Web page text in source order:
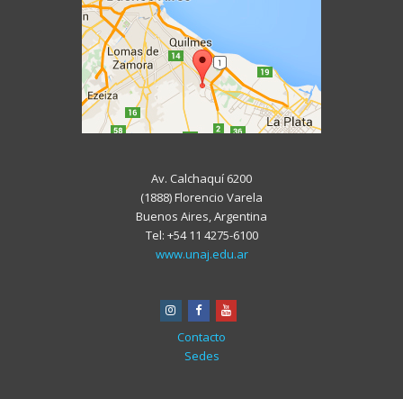
Av. Calchaquí 6200
(1888) Florencio Varela
Buenos Aires, Argentina
Tel: +54 11 4275-6100
www.unaj.edu.ar
instagram
facebookyoutube
Contacto
Sedes